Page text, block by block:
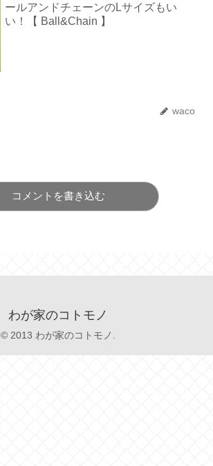
ールアンドチェーンのLサイズもい
い！【 Ball&Chain 】
waco
コメントを書き込む
わが家のコトモノ
© 2013 わが家のコトモノ.